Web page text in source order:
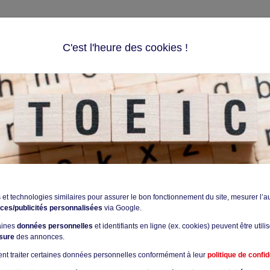
INTERMÉDIAIRES
: STRATÉGIES POUR LES
au sein d'entreprises internationales, le
étrangère, particulièrement l'anglais, est essentielle. De
accéder à certains niveaux de poste. La barre est, la plupart du
ce seuil est susceptible de constituer un défi de taille.
significativement plusieurs compétences à l'oral comme à
C'est l'heure des cookies !
technologies similaires pour assurer le bon fonctionnement du site, mesurer
publicités personnalisées via Google.
données personnelles et identifiants en ligne (ex. cookies) peuvent être
des annonces.
traiter certaines données personnelles conformément à leur politique de